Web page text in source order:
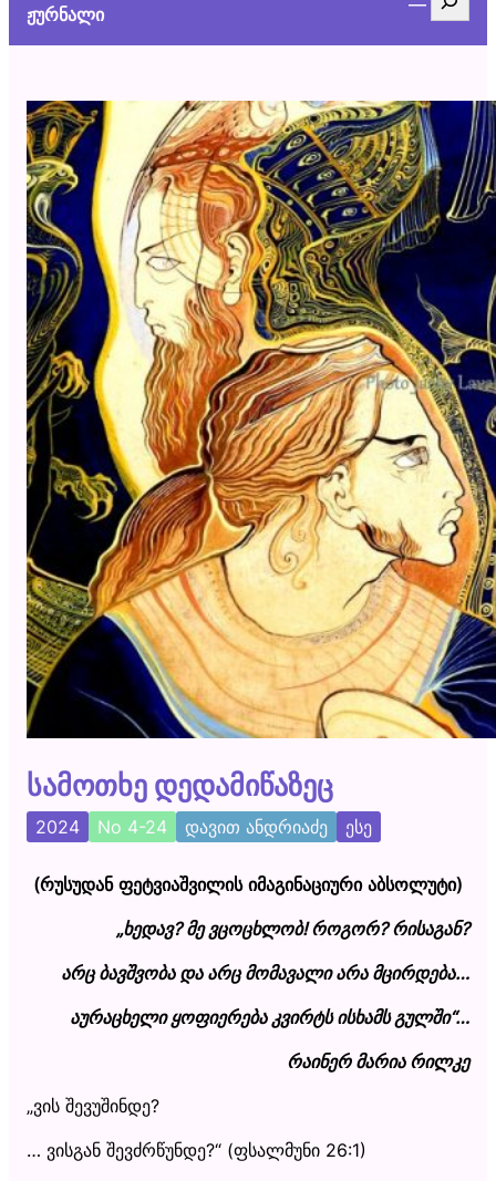
ჟურნალი
სამოთხე დედამიწაზეც
2024 No 4-24 დავით ანდრიაძე ესე
(რუსუდან ფეტვიაშვილის იმაგინაციური აბსოლუტი)
„ხედავ? მე ვცოცხლობ! როგორ? რისაგან?
არც ბავშვობა და არც მომავალი არა მცირდება…
აურაცხელი ყოფიერება კვირტს ისხამს გულში“…
რაინერ მარია რილკე
„ვის შევუშინდე?
… ვისგან შევძრწუნდე?“ (ფსალმუნი 26:1)